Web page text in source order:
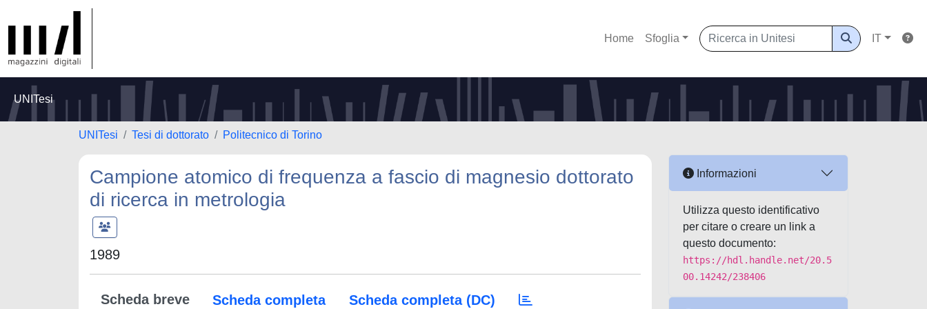
Home Sfoglia IT
UNITesi
UNITesi Tesi di dottorato Politecnico di Torino
Campione atomico di frequenza a fascio di magnesio dottorato
di ricerca in metrologia
1989
Scheda breve Scheda completa Scheda completa (DC)
Informazioni
Utilizza questo identificativo
per citare o creare un link a
questo documento:
https://hdl.handle.net/20.5
00.14242/238406